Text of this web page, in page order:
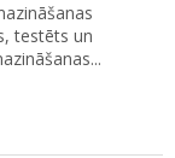
testēts un